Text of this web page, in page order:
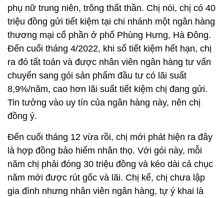
phụ nữ trung niên, trông thất thần. Chị nói, chị có 40
triệu đồng gửi tiết kiệm tại chi nhánh một ngân hàng
thương mại cổ phần ở phố Phùng Hưng, Hà Đông.
Đến cuối tháng 4/2022, khi sổ tiết kiệm hết hạn, chị
ra đó tất toán và được nhân viên ngân hàng tư vấn
chuyển sang gói sản phẩm đầu tư có lãi suất
8,9%/năm, cao hơn lãi suất tiết kiệm chị đang gửi.
Tin tưởng vào uy tín của ngân hàng này, nên chị
đồng ý.
Đến cuối tháng 12 vừa rồi, chị mới phát hiện ra đây
là hợp đồng bảo hiểm nhân thọ. Với gói này, mỗi
năm chị phải đóng 30 triệu đồng và kéo dài cả chục
năm mới được rút gốc và lãi. Chị kể, chị chưa lập
gia đình nhưng nhân viên ngân hàng, tự ý khai là